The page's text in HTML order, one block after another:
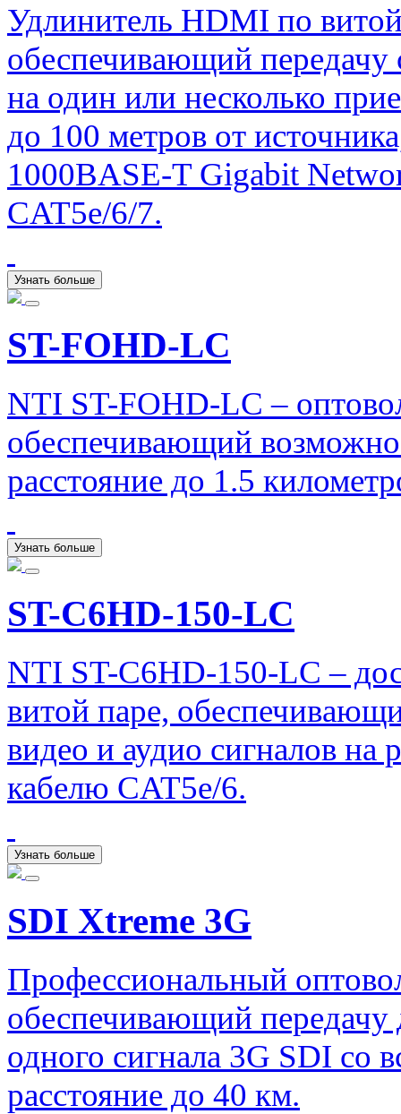
Удлинитель HDMI по
обеспечивающий передачу
на один или несколько
до 100 метров от
1000BASE-T Gigabit
CAT5e/6/7.
Узнать больше
ST-FOHD-LC
NTI ST-FOHD-LC –
обеспечивающий
расстояние до 1.5
Узнать больше
ST-C6HD-150-LC
NTI ST-C6HD-150-LC –
витой паре,
видео и аудио сигналов на
кабелю CAT5e/6.
Узнать больше
SDI Xtreme 3G
Профессиональный
обеспечивающий
одного сигнала 3G SDI со
расстояние до 40 км.